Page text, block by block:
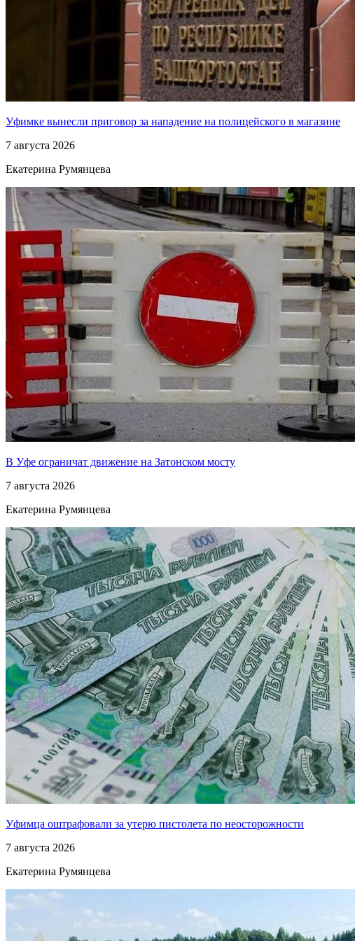
Уфимке вынесли приговор за нападение на полицейского в магазине
7 августа 2026
Екатерина Румянцева
В Уфе ограничат движение на Затонском мосту
7 августа 2026
Екатерина Румянцева
Уфимца оштрафовали за утерю пистолета по неосторожности
7 августа 2026
Екатерина Румянцева